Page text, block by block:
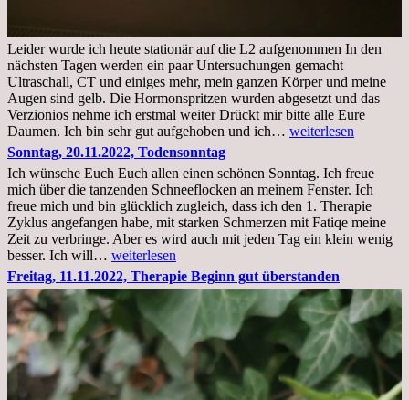
Leider wurde ich heute stationär auf die L2 aufgenommen In den
nächsten Tagen werden ein paar Untersuchungen gemacht
Ultraschall, CT und einiges mehr, mein ganzen Körper und meine
Augen sind gelb. Die Hormonspritzen wurden abgesetzt und das
Verzionios nehme ich erstmal weiter Drückt mir bitte alle Eure
Daumen. Ich bin sehr gut aufgehoben und ich… Mittwoch.
Krankenhaus
stationär
weiterlesen
Sonntag, 20.11.2022, Todensonntag
Ich wünsche Euch Euch allen einen schönen Sonntag. Ich freue
mich über die tanzenden Schneeflocken an meinem Fenster. Ich
freue mich und bin glücklich zugleich, dass ich den 1. Therapie
Zyklus angefangen habe, mit starken Schmerzen mit Fatiqe meine
Zeit zu verbringe. Aber es wird auch mit jeden Tag ein klein wenig
besser. Ich will… Sonntag,
20.11.2022,
Todensonntag
weiterlesen
Freitag, 11.11.2022, Therapie Beginn gut überstanden